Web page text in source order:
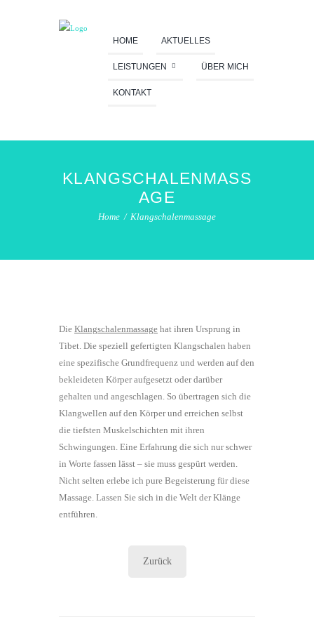
HOME AKTUELLES
LEISTUNGEN ÜBER MICH
KONTAKT
KLANGSCHALENMASS
AGE
Home Klangschalenmassage
Die Klangschalenmassage hat ihren Ursprung in
Tibet. Die speziell gefertigten Klangschalen haben
eine spezifische Grundfrequenz und werden auf den
bekleideten Körper aufgesetzt oder darüber
gehalten und angeschlagen. So übertragen sich die
Klangwellen auf den Körper und erreichen selbst
die tiefsten Muskelschichten mit ihren
Schwingungen. Eine Erfahrung die sich nur schwer
in Worte fassen lässt – sie muss gespürt werden.
Nicht selten erlebe ich pure Begeisterung für diese
Massage. Lassen Sie sich in die Welt der Klänge
entführen.
Zurück